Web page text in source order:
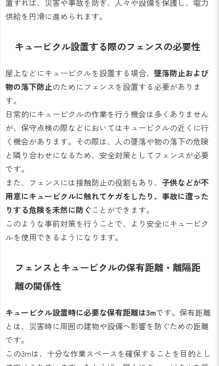
置すれば、災害や事故を防ぎ、人々や設備を保護し、電力
供給を円滑に進められます。
キュービクル設置する際のフェンスの必要性
屋上などにキュービクルを設置する場合、 墜落防止および
物の落下防止のためにフェンスを設置する必要がありま
す。
日常的にキュービクルの作業を行う機会は多くありません
が、保守点検の際などにおいてはキュービクルの近くに行
く機会があります。その際は、人の墜落や物の落下の危険
と隣り合わせになるため、安全対策としてフェンスが必要
です。
また、フェンスには接触防止の役割もあり、 子供などが不
用意にキュービクルに触れてケガをしたり、事故に遭った
りする危険を未然に防ぐことができます。
このような事前対策を行うことで、より安全にキュービク
ルを使用できるようになります。
フェンスとキュービクルの保有距離・離隔距
離の関係性
キュービクル設置時に必要な保有距離は3mです。保有距離
とは、災害時に周囲の建物や設備へ影響を防ぐための距離
です。
この3mは、十分な作業スペースを確保することを目的とし